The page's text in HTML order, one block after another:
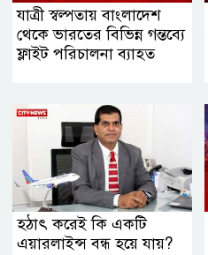
যাত্রী স্বল্পতায় বাংলাদেশ
থেকে ভারতের বিভিন্ন গন্তব্যে
ফ্লাইট পরিচালনা ব্যাহত
হঠাৎ করেই কি একটি
এয়ারলাইন্স বন্ধ হয়ে যায়?